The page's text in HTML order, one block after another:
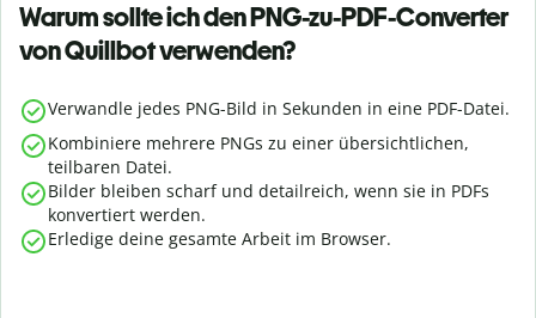
Warum sollte ich den PNG-zu-PDF-Converter
von Quillbot verwenden?
Verwandle jedes PNG-Bild in Sekunden in eine PDF-Datei.
Kombiniere mehrere PNGs zu einer übersichtlichen,
teilbaren Datei.
Bilder bleiben scharf und detailreich, wenn sie in PDFs
konvertiert werden.
Erledige deine gesamte Arbeit im Browser.